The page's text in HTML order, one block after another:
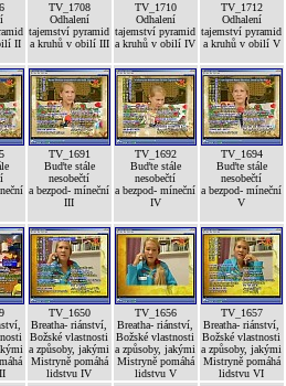
II
TV_1708
Odhalení
tajemství pyramid
a kruhů v obilí III
TV_1710
Odhalení
tajemství pyramid
a kruhů v obilí IV
TV_1712
Odhalení
tajemství pyramid
a kruhů v obilí V
TV_1691
Buďte stále
nesobečtí
a bezpod- míneční
III
TV_1692
Buďte stále
nesobečtí
a bezpod- míneční
IV
TV_1694
Buďte stále
nesobečtí
a bezpod- míneční
V
TV_1650
Breatha- riánství,
Božské vlastnosti
a způsoby, jakými
Mistryně pomáhá
lidstvu IV
TV_1656
Breatha- riánství,
Božské vlastnosti
a způsoby, jakými
Mistryně pomáhá
lidstvu V
TV_1657
Breatha- riánství,
Božské vlastnosti
a způsoby, jakými
Mistryně pomáhá
lidstvu VI